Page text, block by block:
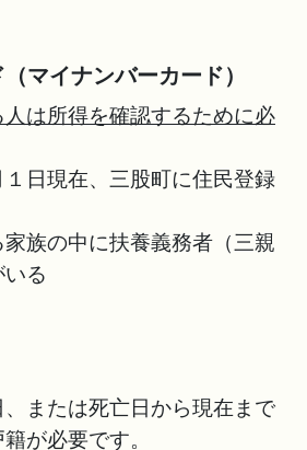
マイナンバーカード）
は所得を確認するために必
１日現在、三股町に住民登録
家族の中に扶養義務者（三親
る
または死亡日から現在まで
が必要です。